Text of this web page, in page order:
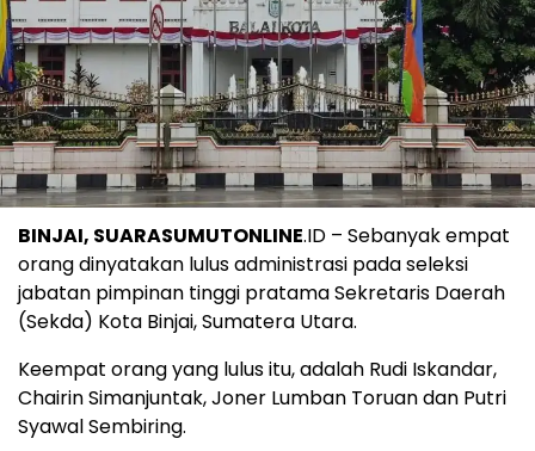
BINJAI, SUARASUMUTONLINE.ID – Sebanyak empat
orang dinyatakan lulus administrasi pada seleksi
jabatan pimpinan tinggi pratama Sekretaris Daerah
(Sekda) Kota Binjai, Sumatera Utara.
Keempat orang yang lulus itu, adalah Rudi Iskandar,
Chairin Simanjuntak, Joner Lumban Toruan dan Putri
Syawal Sembiring.